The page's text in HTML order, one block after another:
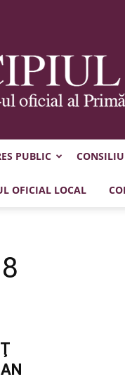
PUBLIC
OFICIAL LOCAL